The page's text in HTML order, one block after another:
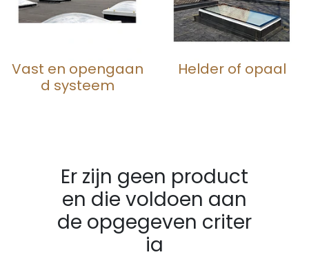
Vast en opengaan
d systeem
Helder of opaal
Er zijn geen product
en die voldoen aan
de opgegeven criter
ia